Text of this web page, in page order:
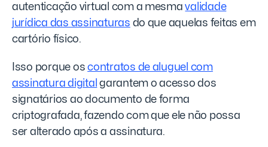
autenticação virtual com a mesmavalidade
jurídica das assinaturas do que aquelas feitas em
cartório físico.
Isso porque oscontratos de aluguel com
assinatura digital garantem o acesso dos
signatários ao documento de forma
criptografada, fazendo com que ele não possa
ser alterado após a assinatura.